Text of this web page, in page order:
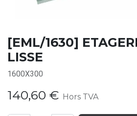
[EML/1630]
LISSE
1600X300
140,60 € Hors TVA